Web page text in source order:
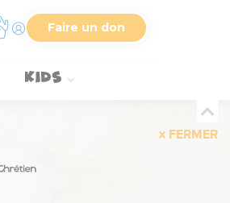
Faire un don
FERMER